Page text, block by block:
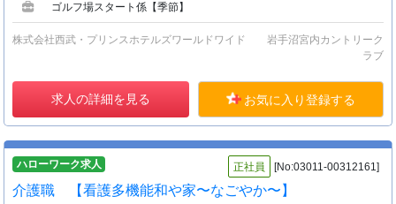
ゴルフ場スタート係【季節】
株式会社西武・プリンスホテルズワールドワイド 岩手沼宮内カントリーク
ラブ
求人の詳細を見る お気に入り登録する
ハローワーク求人 正社員 [No:03011-00312161]
介護職 【看護多機能和や家〜なごやか〜】